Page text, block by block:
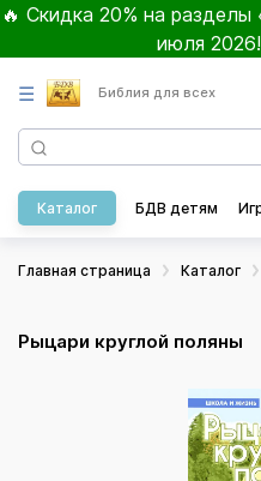
🔥 Скидка 20% на
июля 2026!
☰ Библия для всех
Каталог БДВ детям
Главная страница Каталог
Рыцари круглой поляны